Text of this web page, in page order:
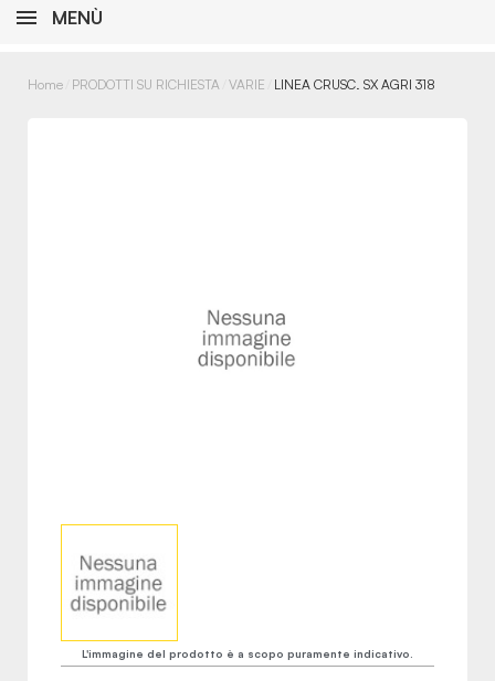
MENÙ
Home PRODOTTI SU RICHIESTA VARIE LINEA CRUSC. SX AGRI 318
L'immagine del prodotto è a scopo puramente indicativo.